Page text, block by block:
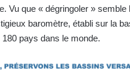
Vu que « dégringoler »
baromètre, établi sur la
pays dans le monde.